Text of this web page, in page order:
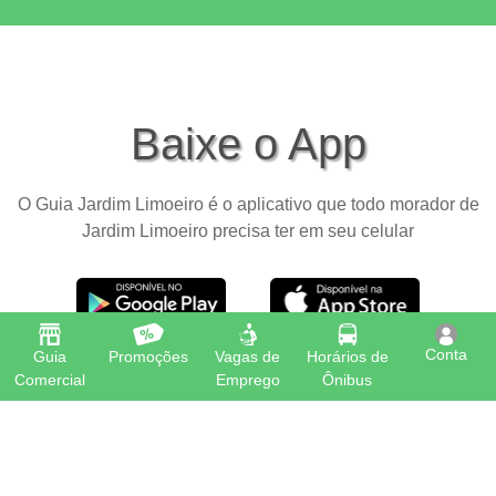
Guia
Comercial
Promoções
Vagas de
Emprego
Horários de
Ônibus
Conta
Baixe o App
O Guia Jardim Limoeiro é o aplicativo que todo morador de
Jardim Limoeiro precisa ter em seu celular